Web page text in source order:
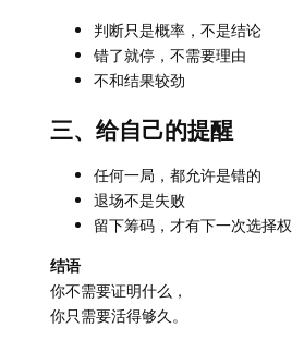
判断只是概率，不是结论
错了就停，不需要理由
不和结果较劲
三、给自己的提醒
任何一局，都允许是错的
退场不是失败
留下筹码，才有下一次选择权
结语
你不需要证明什么，
你只需要活得够久。